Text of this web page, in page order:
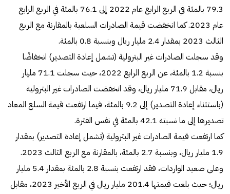
79.3 بالمئة في الربع الرابع عام 2022 إلى 76.1 بالمئة في الربع الرابع
عام 2023. كما انخفضت قيمة الصادرات السلعية بالمقارنة مع الربع
الثالث 2023 بمقدار 2.4 مليار ريال وبنسبة 0.8 بالمئة.
وقد سجلت الصادرات غير البترولية (تشمل إعادة التصدير) انخفاضًا
بنسبة 1.2 بالمئة، عن الربع الرابع 2022، حيث سجلت 71.1 مليار
ريال، مقابل 71.9 مليار ريال، وقد انخفضت الصادرات غير البترولية
(باستثناء إعادة التصدير) إلى 9.2 بالمئة، فيما ارتفعت قيمة السلع المعاد
تصديرها إلى ما نسبته 42.1 بالمئة في نفس الفترة.
كما ارتفعت قيمة الصادرات غير البترولية (تشمل إعادة التصدير) بمقدار
1.9 مليار ريال، وبنسبة 2.7 بالمئة، بالمقارنة مع الربع الثالث 2023.
وعلى صعيد الواردات، فقد ارتفعت بنسبة 2.8 بالمئة بمقدار 5.4 مليار
ريال؛ حيث بلغت قيمتها 201.4 مليار ريال في الربع الأخير 2023، مقابل